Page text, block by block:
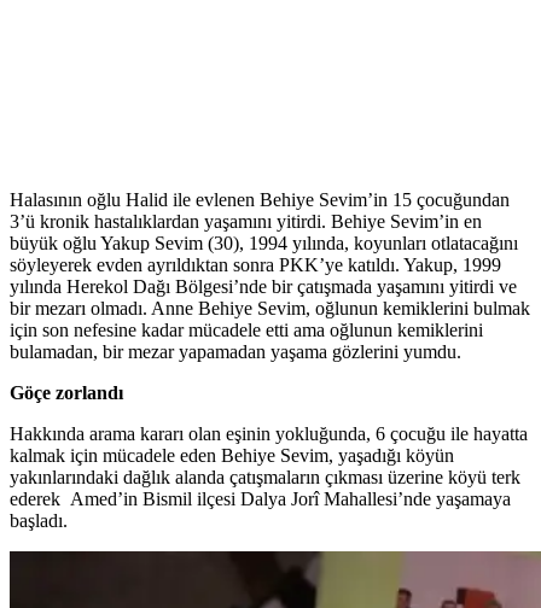
Halasının oğlu Halid ile evlenen Behiye Sevim’in 15 çocuğundan
3’ü kronik hastalıklardan yaşamını yitirdi. Behiye Sevim’in en
büyük oğlu Yakup Sevim (30), 1994 yılında, koyunları otlatacağını
söyleyerek evden ayrıldıktan sonra PKK’ye katıldı. Yakup, 1999
yılında Herekol Dağı Bölgesi’nde bir çatışmada yaşamını yitirdi ve
bir mezarı olmadı. Anne Behiye Sevim, oğlunun kemiklerini bulmak
için son nefesine kadar mücadele etti ama oğlunun kemiklerini
bulamadan, bir mezar yapamadan yaşama gözlerini yumdu.
Göçe zorlandı
Hakkında arama kararı olan eşinin yokluğunda, 6 çocuğu ile hayatta
kalmak için mücadele eden Behiye Sevim, yaşadığı köyün
yakınlarındaki dağlık alanda çatışmaların çıkması üzerine köyü terk
ederek Amed’in Bismil ilçesi Dalya Jorî Mahallesi’nde yaşamaya
başladı.